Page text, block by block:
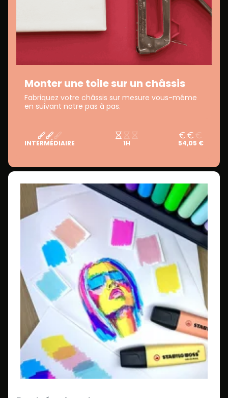
Monter une toile sur un châssis
Fabriquez votre châssis sur mesure vous-même
en suivant notre pas à pas.
INTERMÉDIAIRE 1H 54,05 €